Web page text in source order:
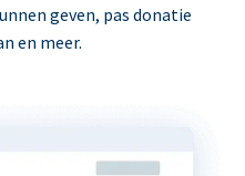
geven, pas donatie
en meer.